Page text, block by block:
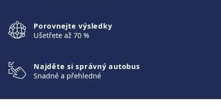
Porovnejte výsledky
Ušetřete až 70 %
Najděte si správný autobus
Snadné a přehledné